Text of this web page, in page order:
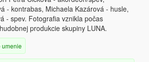
- kontrabas, Michaela Kazárová - husle,
- spev. Fotografia vznikla počas
produkcie skupiny LUNA.
umenie